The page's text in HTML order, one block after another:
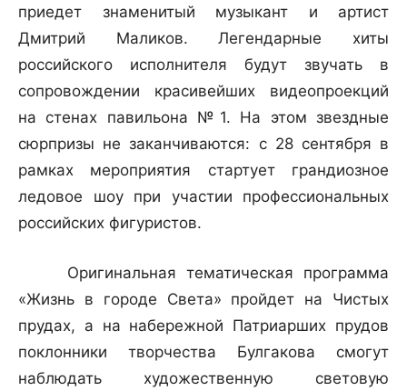
приедет знаменитый музыкант и артист
Дмитрий Маликов. Легендарные хиты
российского исполнителя будут звучать в
сопровождении красивейших видеопроекций
на стенах павильона №1. На этом звездные
сюрпризы не заканчиваются: с 28 сентября в
рамках мероприятия стартует грандиозное
ледовое шоу при участии профессиональных
российских фигуристов.
Оригинальная тематическая программа
«Жизнь в городе Света» пройдет на Чистых
прудах, а на набережной Патриарших прудов
поклонники творчества Булгакова смогут
наблюдать художественную световую